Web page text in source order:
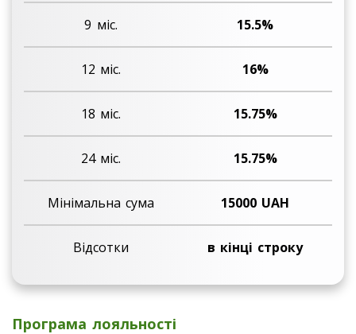
15.5%
16%
15.75%
15.75%
15000 UAH
в кінці строку
Програма лояльності